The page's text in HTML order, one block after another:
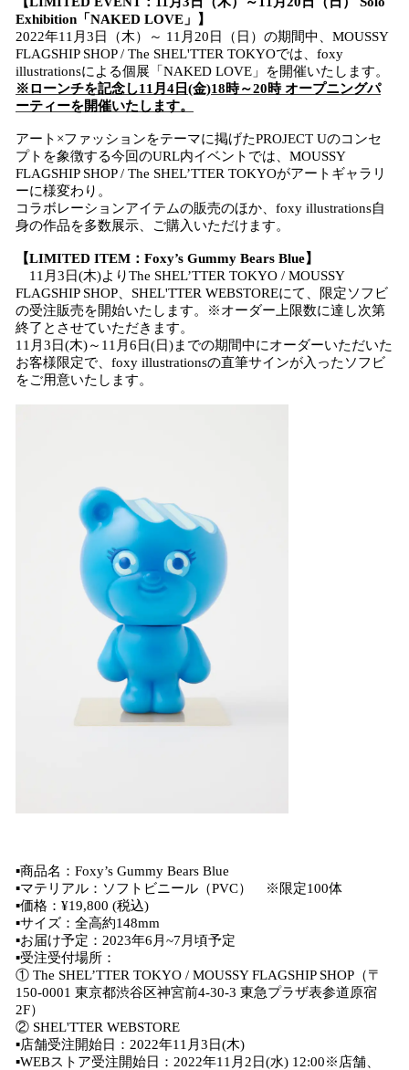
Exhibition「NAKED LOVE」】
2022年11月3日（木）～ 11月20日（日）の期間中、MOUSSY
FLAGSHIP SHOP / The SHEL'TTER TOKYOでは、foxy
illustrationsによる個展「NAKED LOVE」を開催いたします。
※ローンチを記念し11月4日(金)18時～20時 オープニングパ
ーティーを開催いたします。
アート×ファッションをテーマに掲げたPROJECT Uのコンセ
プトを象徴する今回のURL内イベントでは、MOUSSY
FLAGSHIP SHOP / The SHEL’TTER TOKYOがアートギャラリ
ーに様変わり。
コラボレーションアイテムの販売のほか、foxy illustrations自
身の作品を多数展示、ご購入いただけます。
【LIMITED ITEM：Foxy’s Gummy Bears Blue】
11月3日(木)よりThe SHEL’TTER TOKYO / MOUSSY
FLAGSHIP SHOP、SHEL'TTER WEBSTOREにて、限定ソフビ
の受注販売を開始いたします。※オーダー上限数に達し次第
終了とさせていただきます。
11月3日(木)～11月6日(日)までの期間中にオーダーいただいた
お客様限定で、foxy illustrationsの直筆サインが入ったソフビ
をご用意いたします。
▪商品名：Foxy’s Gummy Bears Blue
▪マテリアル：ソフトビニール（PVC） ※限定100体
▪価格：¥19,800 (税込)
▪サイズ：全高約148mm
▪お届け予定：2023年6月~7月頃予定
▪受注受付場所：
① The SHEL’TTER TOKYO / MOUSSY FLAGSHIP SHOP（〒
150-0001 東京都渋谷区神宮前4-30-3 東急プラザ表参道原宿
2F）
② SHEL'TTER WEBSTORE
▪店舗受注開始日：2022年11月3日(木)
▪WEBストア受注開始日：2022年11月2日(水) 12:00※店舗、